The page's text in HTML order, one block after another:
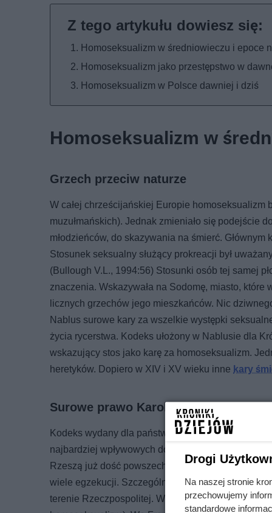
Homoseksualizm w średniowieczu i epoce
Homoseksualizm jako przestępstwo w
Homoseksualizm w Polsce dawniej i dziś
Homoseksualizm w
Grzech przeciw naturze
W całej chrześcijańskiej Europie homoseksualizm
muzułmańskich). Jednak zmieniało się podejście
młodzieńców, do skazywania na śmierć. Głównym
Stosunek seksualny służący prokreacji był
(Bullough V.L., 1994:56) Stosunki osób tej samej
znaczenia. Wskazywała na Sodomę, miasto,
licznych grzechów jego mieszkańców. Nic
Nablus surowe kary za wszelkie występki
życia rycerstwa. Kodeks ułożony w Nablusie dla
wskazujący stos jako karę za homoseksualizm.
heretyków. Dopiero w XIV i XV wieku inne kary
Surowe prawo Karola V Habsburga
Kodeks wydany dla państw Rzeszy w 1532 roku
najbardziej wpływowych dokumentów
Rzeszą już dość powszechna, ale prawo
wiele egzekucji. Szczególnie trudny pod tym
terenie Rzeczpospolitej. W XVIII wieku powoli
Drogi
Na naszej stronie
przechowujemy
standardowe